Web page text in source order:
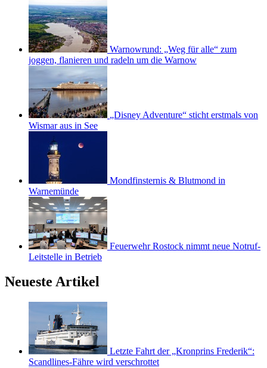
Warnowrund: „Weg für alle“ zum
joggen, flanieren und radeln um die Warnow
„Disney Adventure“ sticht erstmals von
Wismar aus in See
Mondfinsternis & Blutmond in
Warnemünde
Feuerwehr Rostock nimmt neue Notruf-
Leitstelle in Betrieb
Neueste Artikel
Letzte Fahrt der „Kronprins Frederik“:
Scandlines-Fähre wird verschrottet